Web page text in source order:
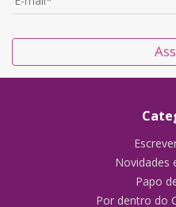
Novidades
Papo
Por dentro do